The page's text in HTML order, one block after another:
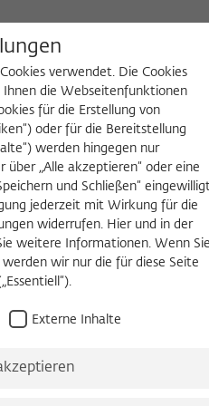
Search
zu Berlin
verwendet. Die Cookies
die Webseitenfunktionen
für die Erstellung von
oder für die Bereitstellung
werden hingegen nur
„Alle akzeptieren“ oder eine
und Schließen“
jederzeit mit Wirkung für die
widerrufen. Hier und in der
weitere Informationen. Wenn
wir nur die für diese Seite
Externe Inhalte